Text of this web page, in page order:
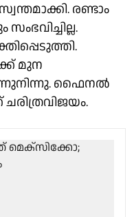
രണ്ടാം
മുന
ഫൈനല്‍